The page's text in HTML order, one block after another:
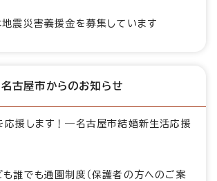
震災害義援金を募集しています
名古屋市からのお知らせ
応援します！―名古屋市結婚新生活応援
も誰でも通園制度（保護者の方へのご案